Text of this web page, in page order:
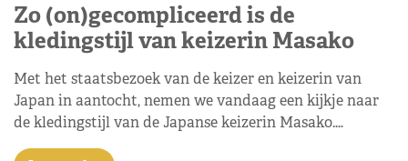
Zo (on)gecompliceerd is de
kledingstijl van keizerin Masako
Met het staatsbezoek van de keizer en keizerin van
Japan in aantocht, nemen we vandaag een kijkje naar
de kledingstijl van de Japanse keizerin Masako.…